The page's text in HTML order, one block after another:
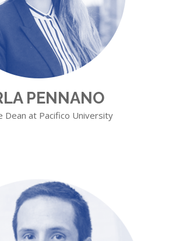
PENNANO
Dean at Pacifico University